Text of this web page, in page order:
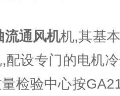
流通风机机,其基
配设专门的电机
检验中心按